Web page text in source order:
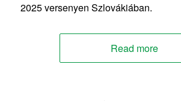
2025 versenyen Szlovákiában.
Read more